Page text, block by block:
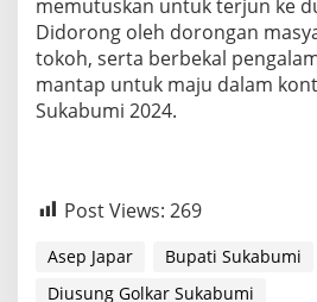
u
k
a
b
m
memutuskan untuk terjun ke
Didorong oleh dorongan
tokoh, serta berbekal
mantap untuk maju dalam
Sukabumi 2024.
Post Views: 269
Asep Japar Bupati Sukabumi
Diusung Golkar Sukabumi